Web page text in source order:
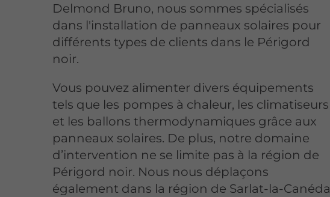
Delmond Bruno, nous sommes spécialisés
dans l'installation de panneaux solaires pour
différents types de clients dans le Périgord
noir.
Vous pouvez alimenter divers équipements
tels que les pompes à chaleur, les climatiseurs
et les ballons thermodynamiques grâce aux
panneaux solaires. De plus, notre domaine
d’intervention ne se limite pas à la région de
Périgord noir. Nous nous déplaçons
également dans la région de Sarlat-la-Canéda